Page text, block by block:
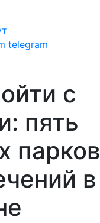
telegram
с
пять
парков
в